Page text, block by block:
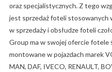
oraz specjalistycznych. Z tego
jest sprzedaż foteli stosowanych
w sprzedaży i obsłudze foteli
Group ma w swojej ofercie fotele
montowane w pojazdach marek
MAN, DAF, IVECO, RENAULT,